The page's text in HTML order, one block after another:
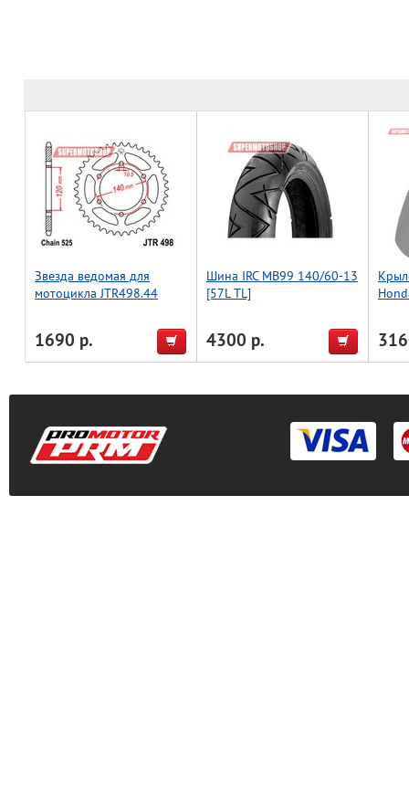
Звезда ведомая для
мотоцикла JTR498.44
1690 р.
Шина IRC MB99 140/60-13
[57L TL]
4300 р.